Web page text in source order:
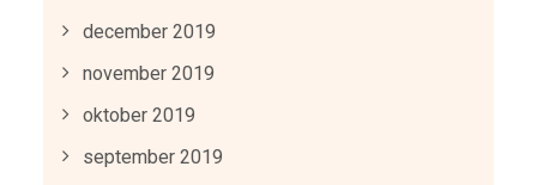
december 2019
november 2019
oktober 2019
september 2019